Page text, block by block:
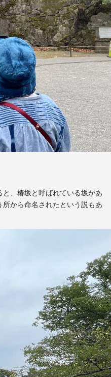
、椿坂と呼ばれている坂があ
から命名されたという説もあ